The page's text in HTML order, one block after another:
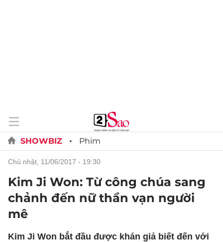
SHOWBIZ Phim
chủ nhật, 11/06/2017 - 19:30
Kim Ji Won: Từ công chúa sang
chảnh đến nữ thần vạn người
mê
Kim Ji Won bắt đầu được khán giả biết đến với